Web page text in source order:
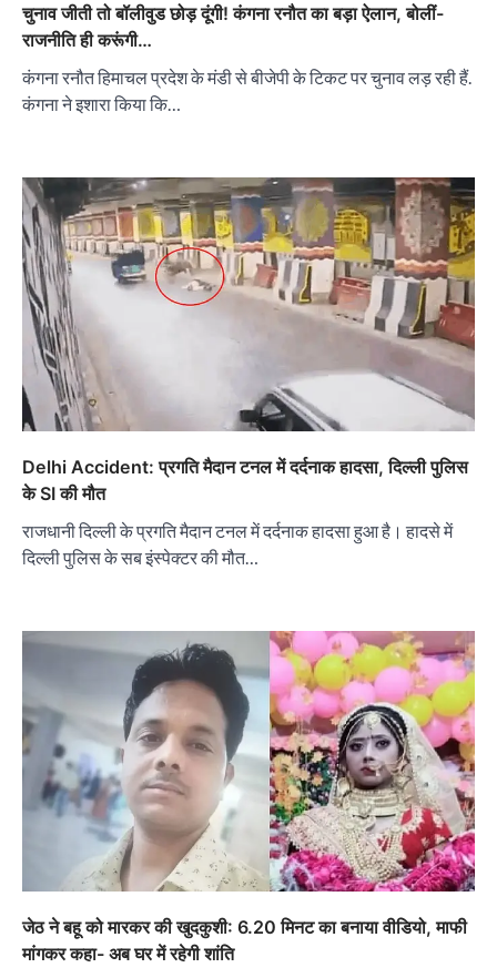
चुनाव जीती तो बॉलीवुड छोड़ दूंगी! कंगना रनौत का बड़ा ऐलान, बोलीं-
राजनीति ही करूंगी…
कंगना रनौत हिमाचल प्रदेश के मंडी से बीजेपी के टिकट पर चुनाव लड़ रही हैं.
कंगना ने इशारा किया कि…
Delhi Accident: प्रगति मैदान टनल में दर्दनाक हादसा, दिल्ली पुलिस
के SI की मौत
राजधानी दिल्ली के प्रगति मैदान टनल में दर्दनाक हादसा हुआ है। हादसे में
दिल्ली पुलिस के सब इंस्पेक्टर की मौत…
जेठ ने बहू को मारकर की खुदकुशी: 6.20 मिनट का बनाया वीडियो, माफी
मांगकर कहा- अब घर में रहेगी शांति